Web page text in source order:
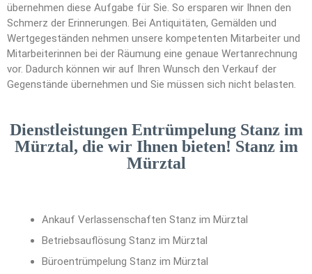
übernehmen diese Aufgabe für Sie. So ersparen wir Ihnen den
Schmerz der Erinnerungen. Bei Antiquitäten, Gemälden und
Wertgegeständen nehmen unsere kompetenten Mitarbeiter und
Mitarbeiterinnen bei der Räumung eine genaue Wertanrechnung
vor. Dadurch können wir auf Ihren Wunsch den Verkauf der
Gegenstände übernehmen und Sie müssen sich nicht belasten.
Dienstleistungen Entrümpelung Stanz im
Mürztal, die wir Ihnen bieten! Stanz im
Mürztal
Ankauf Verlassenschaften Stanz im Mürztal
Betriebsauflösung Stanz im Mürztal
Büroentrümpelung Stanz im Mürztal